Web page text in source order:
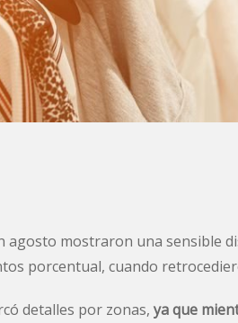
agosto mostraron una sensible
porcentual, cuando
detalles por zonas, ya que